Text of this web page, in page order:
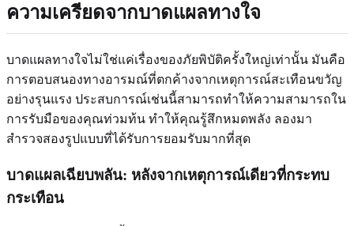
ความเครียดจากบาดแผลทางใจ
บาดแผลทางใจไม่ใช่แค่เรื่องของภัยพิบัติครั้งใหญ่เท่านั้น มันคือ
การตอบสนองทางอารมณ์ที่ตกค้างจากเหตุการณ์สะเทือนขวัญ
อย่างรุนแรง ประสบการณ์เช่นนี้สามารถทำให้ความสามารถใน
การรับมือของคุณท่วมท้น ทำให้คุณรู้สึกหมดพลัง ลองมา
สำรวจสองรูปแบบที่ได้รับการยอมรับมากที่สุด
บาดแผลเฉียบพลัน: หลังจากเหตุการณ์เดียวที่กระทบ
กระเทือน